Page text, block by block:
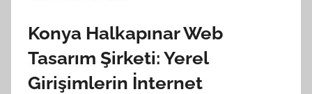
Konya Halkapınar Web
Tasarım Şirketi: Yerel
Girişimlerin İnternet